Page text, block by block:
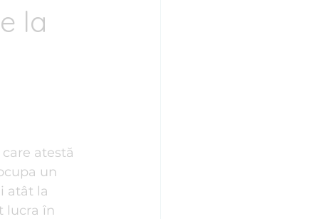
Branding
la
atestă
un
atât la
lucra în